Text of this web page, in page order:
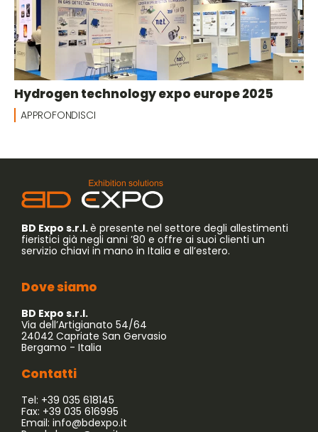
Hydrogen technology expo europe 2025
APPROFONDISCI
BD Expo s.r.l.è presente nel settore degli allestimenti
fieristici già negli anni ’80 e offre ai suoi clienti un
servizio chiavi in mano in Italia e all’estero.
Dove siamo
BD Expo s.r.l.
Via dell’Artigianato 54/64
24042 Capriate San Gervasio
Bergamo - Italia
Contatti
Tel: +39 035 618145
Fax: +39 035 616995
Email: info@bdexpo.it